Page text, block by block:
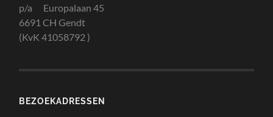
p/a Europalaan 45
6691 CH Gendt
(KvK 41058792 )
BEZOEKADRESSEN